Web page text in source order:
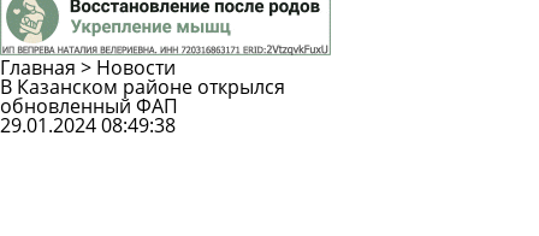
Главная > Новости
В Казанском районе открылся
обновленный ФАП
29.01.2024 08:49:38